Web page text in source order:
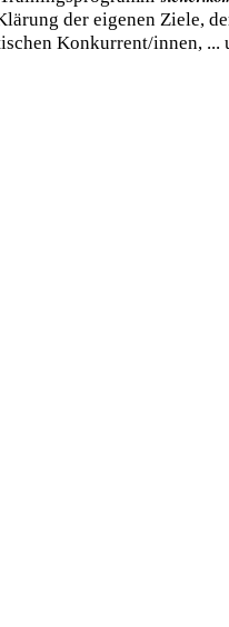
der eigenen Ziele,
Konkurrent/innen, ...